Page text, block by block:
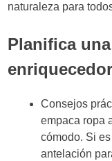
naturaleza para
Planifica
Consejos
empaca ropa
cómodo. Si
antelación